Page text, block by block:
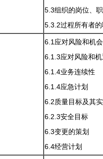
5.3组织的岗位、
5.3.2过程所有者
6.1应对风险和机
6.1.3应对风险和
6.1.4业务连续性
6.1.4应急计划
6.2质量目标及其
6.2.3安全目标
6.3变更的策划
6.4经营计划